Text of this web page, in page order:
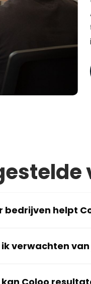
bedrijven helpt
verwachten